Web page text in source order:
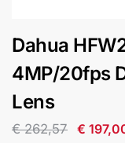
&
Intercom
Branddetectie
Dahua
4MP/20fps
Lens
€262,57 €